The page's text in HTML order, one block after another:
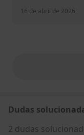
16 de abril de 2026
Dudas
2 dudas